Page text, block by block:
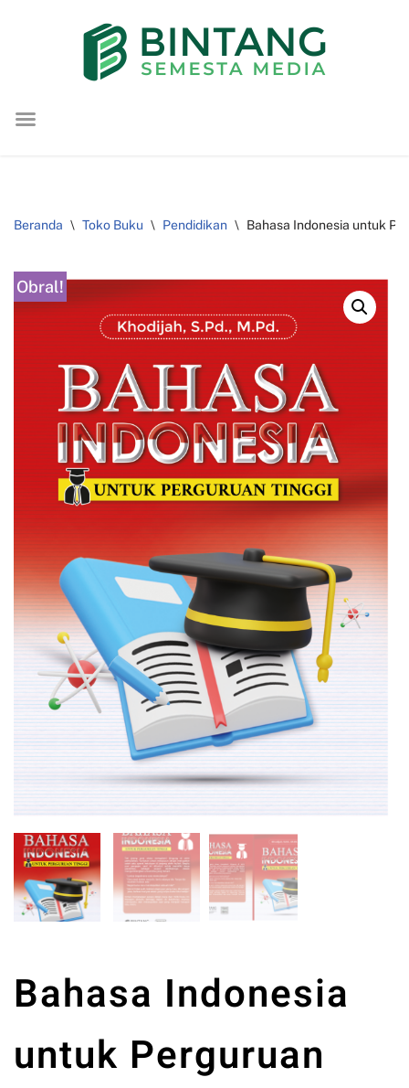
konten
Beranda \ Toko Buku \ Pendidikan \ Bahasa Indonesia untuk
Obral!
Bahasa Indonesia
untuk Perguruan